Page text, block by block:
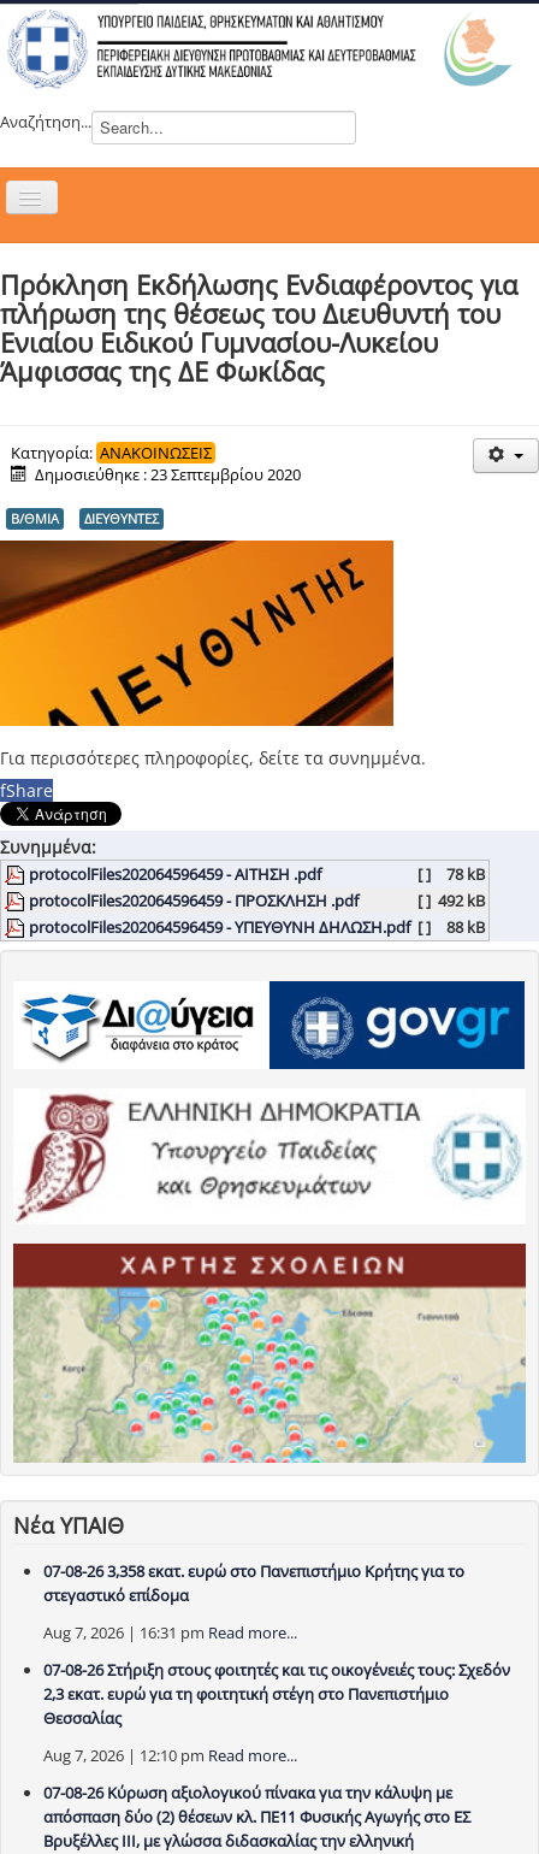
Αναζήτηση...
Εναλλαγή
ΝΕΑ
ΣΥΜΒΟΥΛΙΑ
ΕΥΡΩΠΑΪΚΑ ΠΡΟΓΡΑΜΜΑΤΑ
ΔΡΑΣΕΙΣ
ΕΠΙΚΟΙΝΩΝΙΑ
ΕΞ ΑΠΟΣΤΑΣΕΩΣ ΕΚΠΑΙΔΕΥΣΗ
Πρόκληση Εκδήλωσης Ενδιαφέροντος για
πλήρωση της θέσεως του Διευθυντή του
Ενιαίου Ειδικού Γυμνασίου-Λυκείου
Άμφισσας της ΔΕ Φωκίδας
Κατηγορία: ΑΝΑΚΟΙΝΩΣΕΙΣ
Δημοσιεύθηκε : 23 Σεπτεμβρίου 2020
Β/ΘΜΙΑ ΔΙΕΥΘΥΝΤΕΣ
Για περισσότερες πληροφορίες, δείτε τα συνημμένα.
fShare
Συνημμένα:
protocolFiles202064596459 - ΑΙΤΗΣΗ .pdf [ ]
78 kB
protocolFiles202064596459 - ΠΡΟΣΚΛΗΣΗ .pdf
[ ] 492 kB
protocolFiles202064596459 - ΥΠΕΥΘΥΝΗ ΔΗΛΩΣΗ.pdf [ ] 88 kB
Νέα ΥΠΑΙΘ
07-08-26 3,358 εκατ. ευρώ στο Πανεπιστήμιο Κρήτης για το
στεγαστικό επίδομα
Aug 7, 2026 | 16:31 pm Read more...
07-08-26 Στήριξη στους φοιτητές και τις οικογένειές τους: Σχεδόν
2,3 εκατ. ευρώ για τη φοιτητική στέγη στο Πανεπιστήμιο
Θεσσαλίας
Aug 7, 2026 | 12:10 pm Read more...
07-08-26 Κύρωση αξιολογικού πίνακα για την κάλυψη με
απόσπαση δύο (2) θέσεων κλ. ΠΕ11 Φυσικής Αγωγής στο ΕΣ
Βρυξέλλες ΙΙΙ, με γλώσσα διδασκαλίας την ελληνική